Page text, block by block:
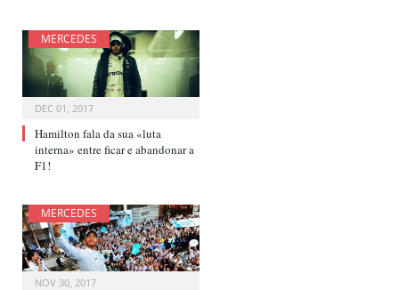
MERCEDES
DEC 01, 2017
Hamilton fala da sua «luta
interna» entre ficar e abandonar a
F1!
MERCEDES
NOV 30, 2017